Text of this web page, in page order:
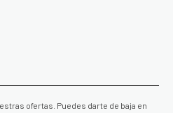
ofertas. Puedes darte de baja en